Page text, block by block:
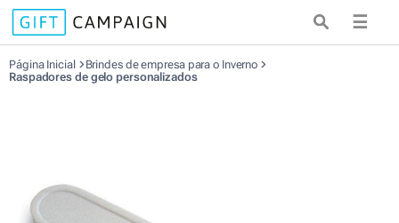
☰
Página Inicial
Brindes de empresa para o Inverno
Raspadores de gelo personalizados